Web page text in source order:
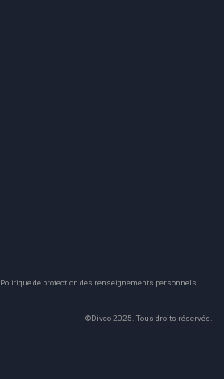
Politique de protection des renseignements personnels
©Divco 2025. Tous droits réservés.